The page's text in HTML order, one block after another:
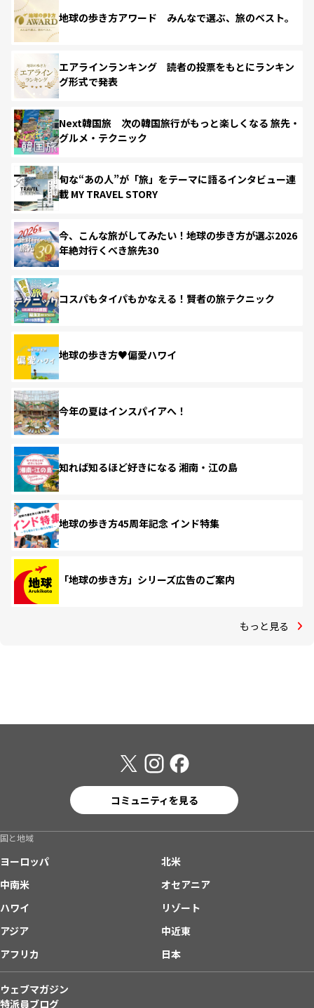
地球の歩き方アワード みんなで選ぶ、旅のベスト。
エアラインランキング 読者の投票をもとにランキン
グ形式で発表
Next韓国旅 次の韓国旅行がもっと楽しくなる 旅先・
グルメ・テクニック
旬な“あの人”が「旅」をテーマに語るインタビュー連
載 MY TRAVEL STORY
今、こんな旅がしてみたい！地球の歩き方が選ぶ2026
年絶対行くべき旅先30
コスパもタイパもかなえる！賢者の旅テクニック
地球の歩き方♥偏愛ハワイ
今年の夏はインスパイアへ！
知れば知るほど好きになる 湘南・江の島
地球の歩き方45周年記念 インド特集
「地球の歩き方」シリーズ広告のご案内
もっと見る
コミュニティを見る
国と地域
ヨーロッパ
北米
中南米
オセアニア
ハワイ
リゾート
アジア
中近東
アフリカ
日本
ウェブマガジン
特派員ブログ